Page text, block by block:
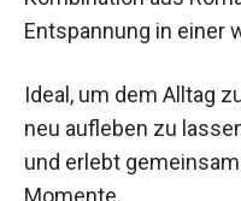
Kombination aus
Ideal, um dem Alltag
neu aufleben zu
Auszeit und erlebt